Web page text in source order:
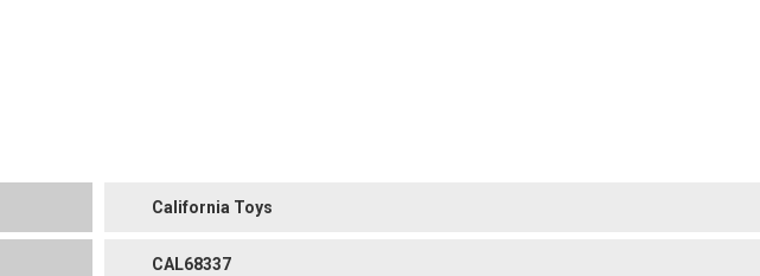
California Toys
CAL68337